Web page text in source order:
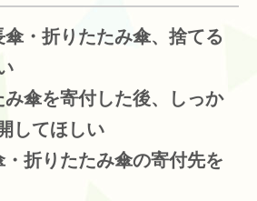
・折りたたみ傘、捨てる
傘を寄付した後、しっか
してほしい
折りたたみ傘の寄付先を